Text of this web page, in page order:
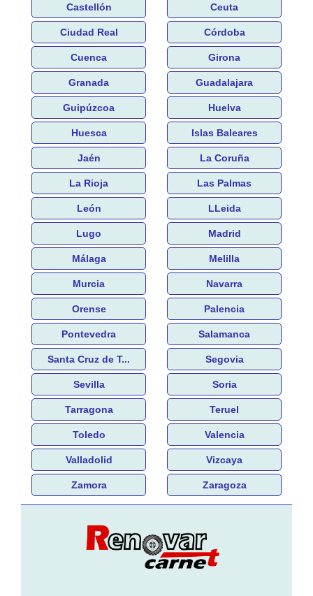
Castellón Ceuta
Ciudad Real Córdoba
Cuenca Girona
Granada Guadalajara
Guipúzcoa Huelva
Huesca Islas Baleares
Jaén La Coruña
La Rioja Las Palmas
León LLeida
Lugo Madrid
Málaga Melilla
Murcia Navarra
Orense Palencia
Pontevedra Salamanca
Santa Cruz de T... Segovia
Sevilla Soria
Tarragona Teruel
Toledo Valencia
Valladolid Vizcaya
Zamora Zaragoza